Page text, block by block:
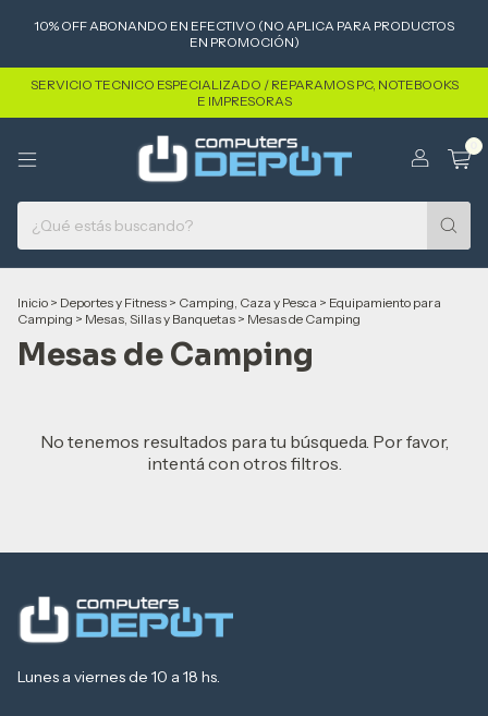
10% OFF ABONANDO EN EFECTIVO (NO APLICA PARA PRODUCTOS
EN PROMOCIÓN)
SERVICIO TECNICO ESPECIALIZADO / REPARAMOS PC, NOTEBOOKS
E IMPRESORAS
Inicio > Deportes y Fitness > Camping, Caza y Pesca > Equipamiento para
Camping > Mesas, Sillas y Banquetas > Mesas de Camping
Mesas de Camping
No tenemos resultados para tu búsqueda. Por favor,
intentá con otros filtros.
Lunes a viernes de 10 a 18 hs.